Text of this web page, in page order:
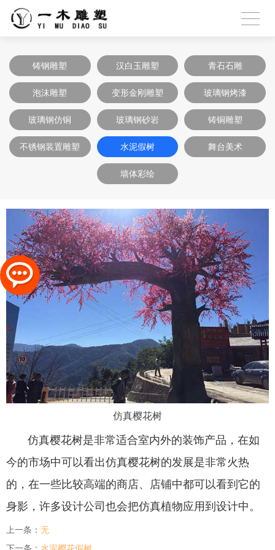
铸钢雕塑 汉白玉雕塑 青石石雕
泡沫雕塑 变形金刚雕塑 玻璃钢烤漆
玻璃钢仿铜 玻璃钢砂岩 铸铜雕塑
不锈钢装置雕塑 水泥假树 舞台美术
墙体彩绘
仿真樱花树
仿真樱花树是非常适合室内外的装饰产品，在如
今的市场中可以看出仿真樱花树的发展是非常火热
的，在一些比较高端的商店、店铺中都可以看到它的
身影，许多设计公司也会把仿真植物应用到设计中。
上一条： 无
下一条： 水泥樱花假树